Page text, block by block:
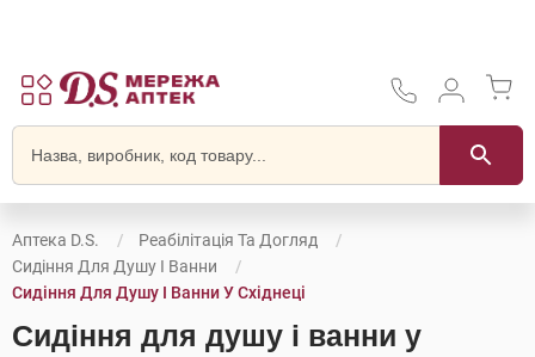
Аптека D.S.
Реабілітація Та Догляд
Сидіння Для Душу І Ванни
Сидіння Для Душу І Ванни У Східнеці
Сидіння для душу і ванни у